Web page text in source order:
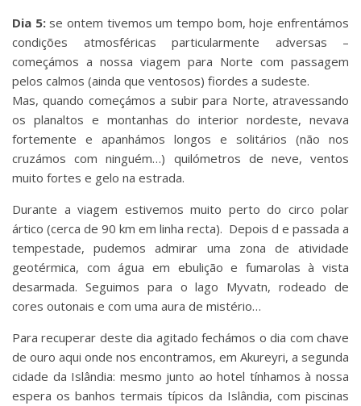
Dia 5:se ontem tivemos um tempo bom, hoje enfrentámos
condições atmosféricas particularmente adversas –
começámos a nossa viagem para Norte com passagem
pelos calmos (ainda que ventosos) fiordes a sudeste.
Mas, quando começámos a subir para Norte, atravessando
os planaltos e montanhas do interior nordeste, nevava
fortemente e apanhámos longos e solitários (não nos
cruzámos com ninguém…) quilómetros de neve, ventos
muito fortes e gelo na estrada.
Durante a viagem estivemos muito perto do circo polar
ártico (cerca de 90 km em linha recta). Depois d e passada a
tempestade, pudemos admirar uma zona de atividade
geotérmica, com água em ebulição e fumarolas à vista
desarmada. Seguimos para o lago Myvatn, rodeado de
cores outonais e com uma aura de mistério…
Para recuperar deste dia agitado fechámos o dia com chave
de ouro aqui onde nos encontramos, em Akureyri, a segunda
cidade da Islândia: mesmo junto ao hotel tínhamos à nossa
espera os banhos termais típicos da Islândia, com piscinas